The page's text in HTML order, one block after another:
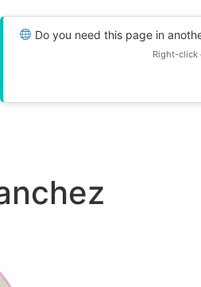
Do you need this page in
Right-click